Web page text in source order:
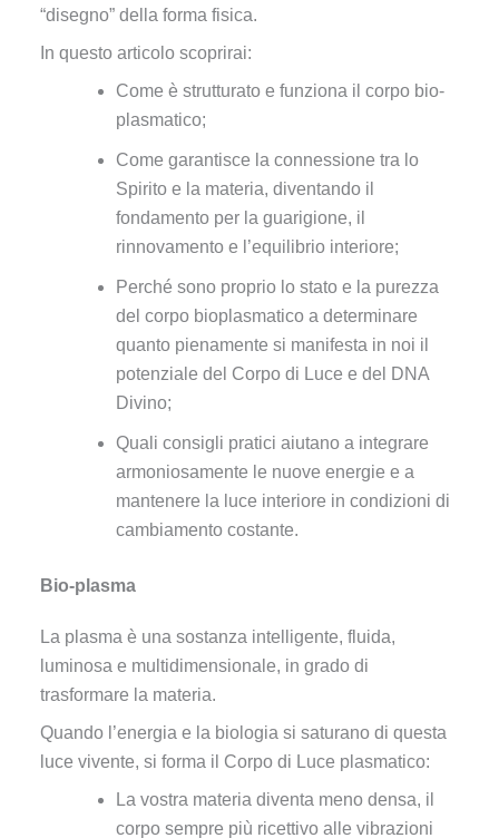
“disegno” della forma fisica.
In questo articolo scoprirai:
Come è strutturato e funziona il corpo bio-
plasmatico;
Come garantisce la connessione tra lo
Spirito e la materia, diventando il
fondamento per la guarigione, il
rinnovamento e l’equilibrio interiore;
Perché sono proprio lo stato e la purezza
del corpo bioplasmatico a determinare
quanto pienamente si manifesta in noi il
potenziale del Corpo di Luce e del DNA
Divino;
Quali consigli pratici aiutano a integrare
armoniosamente le nuove energie e a
mantenere la luce interiore in condizioni di
cambiamento costante.
Bio-plasma
La plasma è una sostanza intelligente, fluida,
luminosa e multidimensionale, in grado di
trasformare la materia.
Quando l’energia e la biologia si saturano di questa
luce vivente, si forma il Corpo di Luce plasmatico:
La vostra materia diventa meno densa, il
corpo sempre più ricettivo alle vibrazioni